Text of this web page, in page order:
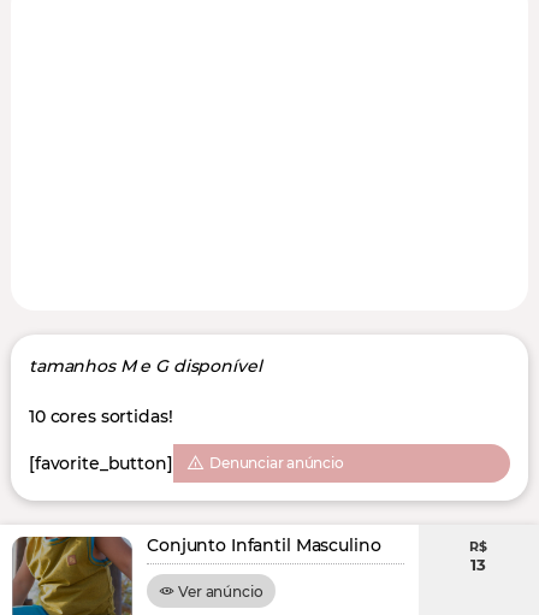
tamanhos M e G disponível
10 cores sortidas!
[favorite_button] Denunciar anúncio
Conjunto Infantil Masculino
Ver anúncio
R$
13